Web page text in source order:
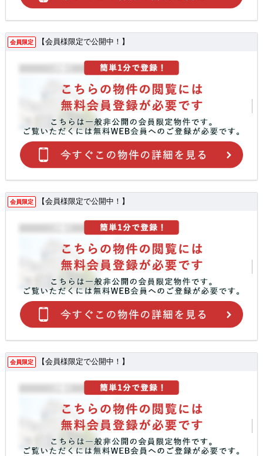
会員限定 【会員様限定で公開中！】
会員限定 【会員様限定で公開中！】
会員限定 【会員様限定で公開中！】